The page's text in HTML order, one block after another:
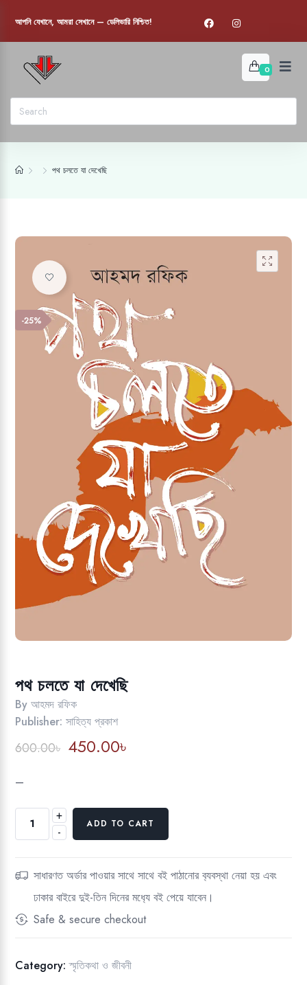
আপনি যেখানে, আমরা সেখানে — ডেলিভারি নিশ্চিত!
0
পথ চলতে যা দেখেছি
Add to wishlist
-25%
পথ চলতে যা দেখেছি
Byআহমদ রফিক
Publisher:সাহিত্য প্রকাশ
600.00৳ Original
price
600.00৳.
450.00৳Current
450.00৳.
–
-
দেখেছি
quantity
+
ADD TO CART
সাধারণত অর্ডার পাওয়ার সাথে সাথে বই পাঠানোর ব‍্যবস্থা নেয়া হয় এবং
ঢাকার বাইরে দুই-তিন দিনের মধ‍্যে বই পেয়ে যাবেন।
Safe & secure checkout
Category: স্মৃতিকথা ও জীবনী